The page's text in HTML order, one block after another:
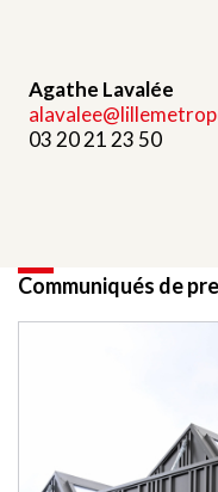
Agathe Lavalée
03 20 21 23 50
Communiqués de